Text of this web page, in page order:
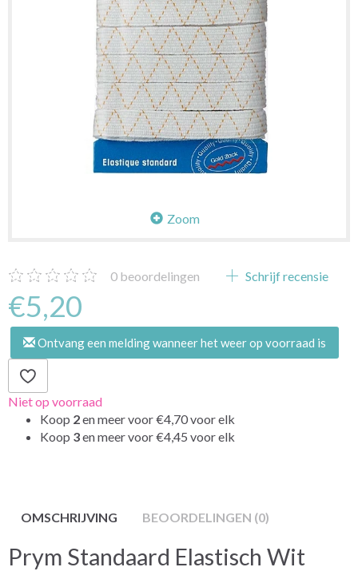
Zoom
0 beoordelingen Schrijf recensie
€5,20
Ontvang een melding wanneer het weer op voorraad is
Niet op voorraad
Koop 2en meer voor€4,70voor elk
Koop 3en meer voor€4,45 voor elk
OMSCHRIJVING BEOORDELINGEN (0)
Prym Standaard Elastisch Wit